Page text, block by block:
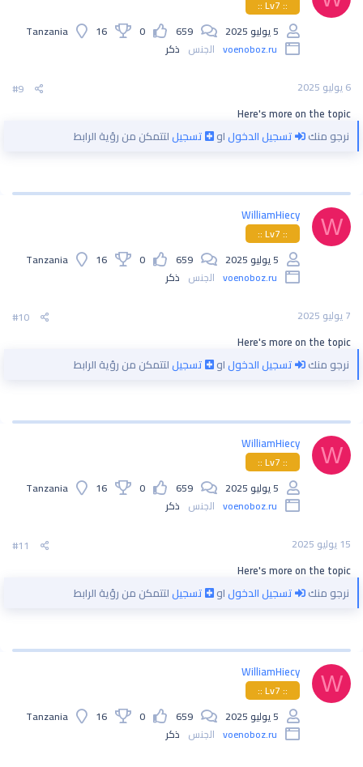
:: Lv7 ::
5 يوليو 2025
659
0
16
Tanzania
voenoboz.ru الجنس ذكر
6 يوليو 2025 #9
Here's more on the topic
نرجو منك
تسجيل الدخولاو تسجيللتتمكن من رؤية الرابط
W
WilliamHiecy
:: Lv7 ::
5 يوليو 2025
659
0
16
Tanzania
voenoboz.ru الجنس ذكر
7 يوليو 2025 #10
Here's more on the topic
نرجو منك
تسجيل الدخولاو تسجيللتتمكن من رؤية الرابط
W
WilliamHiecy
:: Lv7 ::
5 يوليو 2025
659
0
16
Tanzania
voenoboz.ru الجنس ذكر
15 يوليو 2025 #11
Here's more on the topic
نرجو منك
تسجيل الدخولاو تسجيللتتمكن من رؤية الرابط
W
WilliamHiecy
:: Lv7 ::
5 يوليو 2025
659
0
16
Tanzania
voenoboz.ru الجنس ذكر